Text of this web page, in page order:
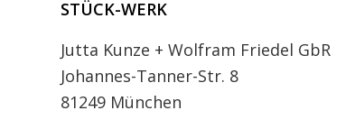
STÜCK-WERK
Jutta Kunze + Wolfram Friedel GbR
Johannes-Tanner-Str. 8
81249 München